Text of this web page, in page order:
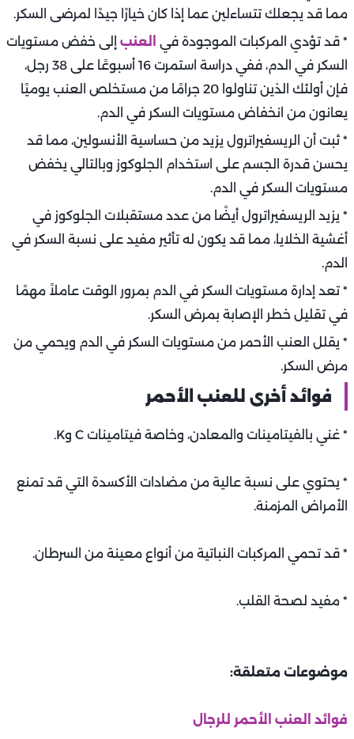
مما قد يجعلك تتساءلين عما إذا كان خيارًا جيدًا لمرضى السكر.
* قد تؤدي المركبات الموجودة في
العنب إلى خفض مستويات
السكر في الدم، ففي دراسة استمرت 16 أسبوعًا على 38 رجل،
فإن أولئك الذين تناولوا 20 جرامًا من مستخلص العنب يوميًا
يعانون من انخفاض مستويات السكر في الدم.
* ثبت أن الريسفيراترول يزيد من حساسية الأنسولين، مما قد
يحسن قدرة الجسم على استخدام الجلوكوز وبالتالي يخفض
مستويات السكر في الدم.
* يزيد الريسفيراترول أيضًا من عدد مستقبلات الجلوكوز في
أغشية الخلايا، مما قد يكون له تأثير مفيد على نسبة السكر في
الدم.
* تعد إدارة مستويات السكر في الدم بمرور الوقت عاملاً مهمًا
في تقليل خطر الإصابة بمرض السكر.
* يقلل العنب الأحمر من مستويات السكر في الدم ويحمي من
مرض السكر.
فوائد أخرى للعنب الأحمر
* غني بالفيتامينات والمعادن، وخاصة فيتامينات C وK.
* يحتوي على نسبة عالية من مضادات الأكسدة التي قد تمنع
الأمراض المزمنة.
* قد تحمي المركبات النباتية من أنواع معينة من السرطان.
* مفيد لصحة القلب.
موضوعات متعلقة:
فوائد العنب الأحمر للرجال